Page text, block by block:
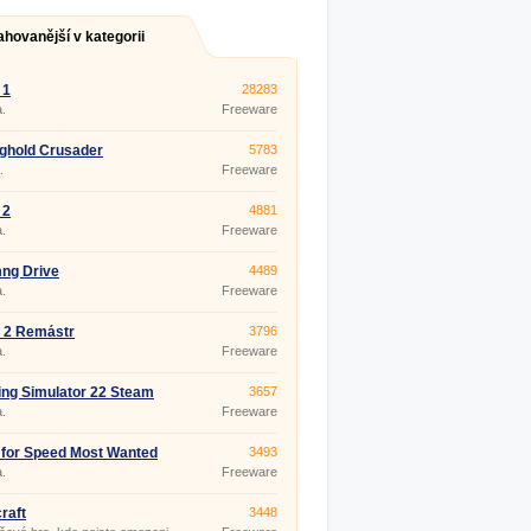
v kategorii
1
28283
Freeware
Crusader
5783
Freeware
2
4881
Freeware
Drive
4489
Freeware
2 Remástr
3796
Freeware
Simulator 22 Steam
3657
Freeware
Speed ​​Most Wanted
3493
Freeware
3448